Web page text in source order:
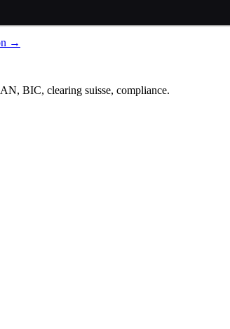
→
BIC, clearing suisse, compliance.